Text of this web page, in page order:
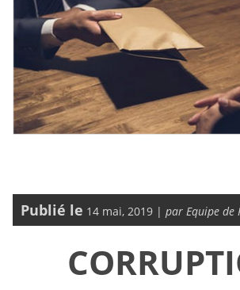
Publié le 14 mai, 2019 | par Equipe de